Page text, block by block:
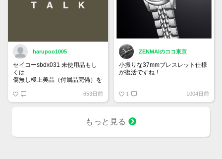
harupoo1005
セイコーsbdx031 未使用品もし
くは
傷無し極上美品（付属品完備）を
653日前
ZENMAIのココ東京
小振りな37mmブレスレット仕様
が復活ですね！
1 1004日前
もっと見る